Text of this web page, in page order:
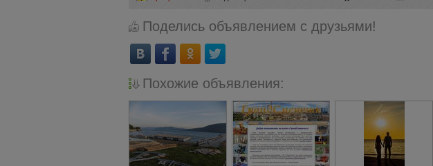
Поделись объявлением с друзьями!
Похожие объявления: